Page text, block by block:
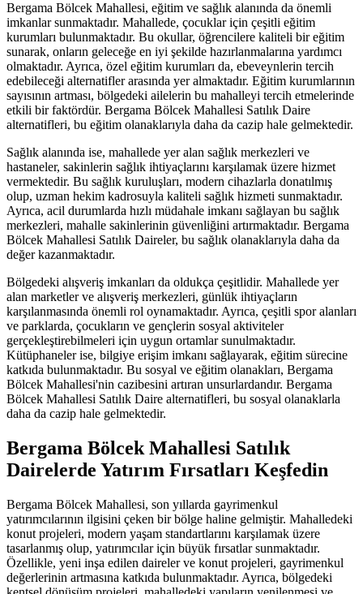
Bergama Bölcek Mahallesi, eğitim ve sağlık alanında da önemli
imkanlar sunmaktadır. Mahallede, çocuklar için çeşitli eğitim
kurumları bulunmaktadır. Bu okullar, öğrencilere kaliteli bir eğitim
sunarak, onların geleceğe en iyi şekilde hazırlanmalarına yardımcı
olmaktadır. Ayrıca, özel eğitim kurumları da, ebeveynlerin tercih
edebileceği alternatifler arasında yer almaktadır. Eğitim kurumlarının
sayısının artması, bölgedeki ailelerin bu mahalleyi tercih etmelerinde
etkili bir faktördür. Bergama Bölcek Mahallesi Satılık Daire
alternatifleri, bu eğitim olanaklarıyla daha da cazip hale gelmektedir.
Sağlık alanında ise, mahallede yer alan sağlık merkezleri ve
hastaneler, sakinlerin sağlık ihtiyaçlarını karşılamak üzere hizmet
vermektedir. Bu sağlık kuruluşları, modern cihazlarla donatılmış
olup, uzman hekim kadrosuyla kaliteli sağlık hizmeti sunmaktadır.
Ayrıca, acil durumlarda hızlı müdahale imkanı sağlayan bu sağlık
merkezleri, mahalle sakinlerinin güvenliğini artırmaktadır. Bergama
Bölcek Mahallesi Satılık Daireler, bu sağlık olanaklarıyla daha da
değer kazanmaktadır.
Bölgedeki alışveriş imkanları da oldukça çeşitlidir. Mahallede yer
alan marketler ve alışveriş merkezleri, günlük ihtiyaçların
karşılanmasında önemli rol oynamaktadır. Ayrıca, çeşitli spor alanları
ve parklarda, çocukların ve gençlerin sosyal aktiviteler
gerçekleştirebilmeleri için uygun ortamlar sunulmaktadır.
Kütüphaneler ise, bilgiye erişim imkanı sağlayarak, eğitim sürecine
katkıda bulunmaktadır. Bu sosyal ve eğitim olanakları, Bergama
Bölcek Mahallesi'nin cazibesini artıran unsurlardandır. Bergama
Bölcek Mahallesi Satılık Daire alternatifleri, bu sosyal olanaklarla
daha da cazip hale gelmektedir.
Bergama Bölcek Mahallesi Satılık
Dairelerde Yatırım Fırsatları Keşfedin
Bergama Bölcek Mahallesi, son yıllarda gayrimenkul
yatırımcılarının ilgisini çeken bir bölge haline gelmiştir. Mahalledeki
konut projeleri, modern yaşam standartlarını karşılamak üzere
tasarlanmış olup, yatırımcılar için büyük fırsatlar sunmaktadır.
Özellikle, yeni inşa edilen daireler ve konut projeleri, gayrimenkul
değerlerinin artmasına katkıda bulunmaktadır. Ayrıca, bölgedeki